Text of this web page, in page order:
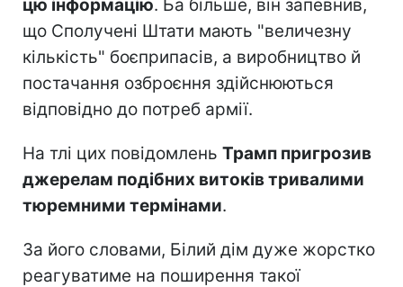
цю інформацію. Ба більше, він запевнив,
що Сполучені Штати мають "величезну
кількість" боєприпасів, а виробництво й
постачання озброєння здійснюються
відповідно до потреб армії.
На тлі цих повідомлень Трамп пригрозив
джерелам подібних витоків тривалими
тюремними термінами.
За його словами, Білий дім дуже жорстко
реагуватиме на поширення такої